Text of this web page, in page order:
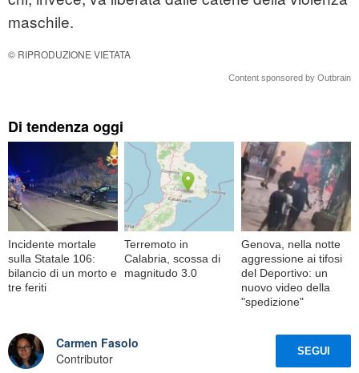
maschile.
© RIPRODUZIONE VIETATA
Content sponsored by Outbrain
Di tendenza oggi
Incidente mortale
sulla Statale 106:
bilancio di un morto e
tre feriti
Terremoto in
Calabria, scossa di
magnitudo 3.0
Genova, nella notte
aggressione ai tifosi
del Deportivo: un
nuovo video della
"spedizione"
Carmen Fasolo
Contributor
SEGUI